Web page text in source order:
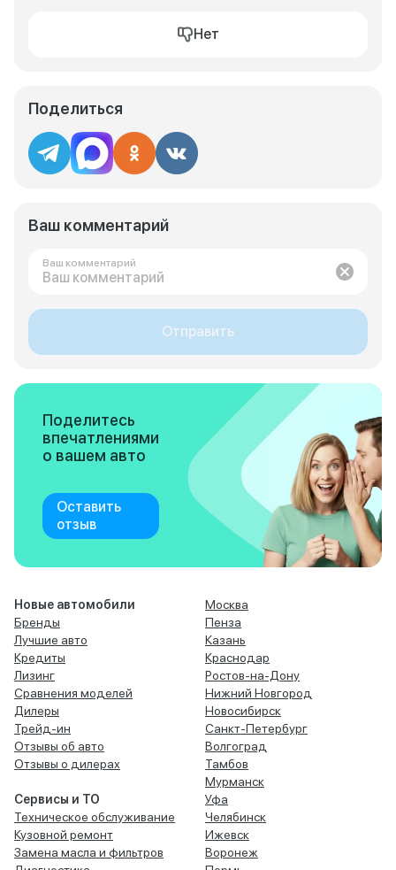
Нет
Поделиться
Ваш комментарий
Ваш комментарий
Отправить
Поделитесь
впечатлениями
о вашем авто
Оставить
отзыв
Новые автомобили
Бренды
Лучшие авто
Кредиты
Лизинг
Сравнения моделей
Дилеры
Трейд-ин
Отзывы об авто
Отзывы о дилерах
Сервисы и ТО
Техническое обслуживание
Кузовной ремонт
Замена масла и фильтров
Москва
Пенза
Казань
Краснодар
Ростов-на-Дону
Нижний Новгород
Новосибирск
Санкт-Петербург
Волгоград
Тамбов
Мурманск
Уфа
Челябинск
Ижевск
Воронеж